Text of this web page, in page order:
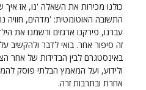
כולנו מכירות את השאלה 'נו, אז איך
התשובה האוטומטית: 'מדהים, חוויה
עברנו, פירקנו ארגזים ורשמנו את
זה סיפור אחר. בואי לדבר ולהקשיב
באינסטגרם לבין הבדידות של אחר
ולידוע, ועל המאמץ הבלתי פוסק
אחרת ובתרבות זרה.